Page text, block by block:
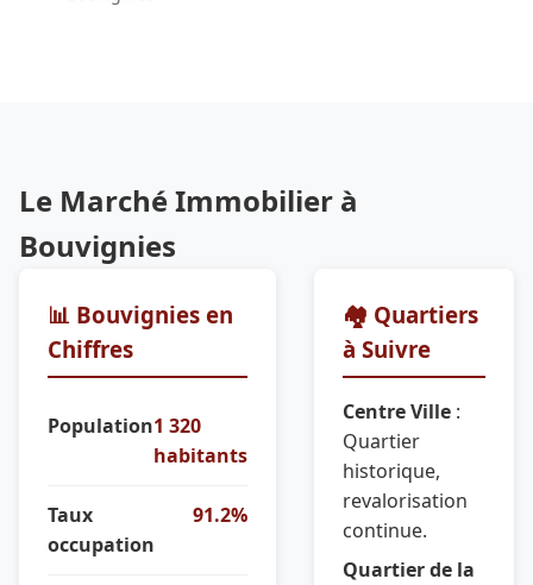
Le Marché Immobilier à
Bouvignies
📊 Bouvignies en
Chiffres
Population1 320
habitants
Taux
occupation
91.2%
🏘️ Quartiers
à Suivre
Centre Ville :
Quartier
historique,
revalorisation
continue.
Quartier de la